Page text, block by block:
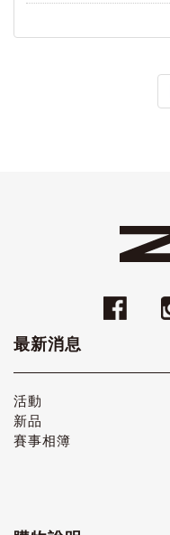
最新消息
活動
新品
賽事相簿